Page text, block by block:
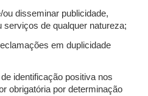
disseminar publicidade,
serviços de qualquer natureza;
em duplicidade
identificação positiva nos
obrigatória por determinação